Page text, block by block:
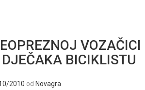
BICIKLISTU
2010 od Novagra